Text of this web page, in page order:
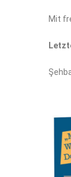
Mit